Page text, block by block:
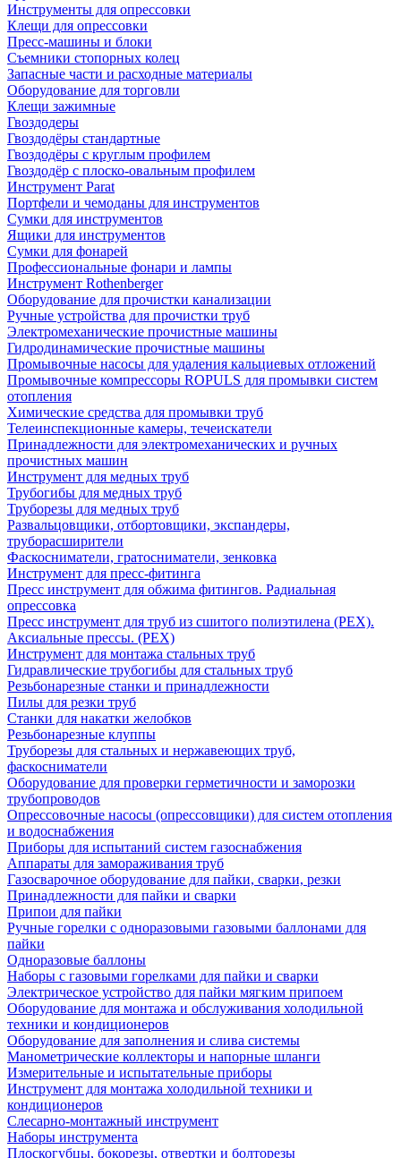
Инструменты для опрессовки
Клещи для опрессовки
Пресс-машины и блоки
Съемники стопорных колец
Запасные части и расходные материалы
Оборудование для торговли
Клещи зажимные
Гвоздодеры
Гвоздодёры стандартные
Гвоздодёры с круглым профилем
Гвоздодёр с плоско-овальным профилем
Инструмент Parat
Портфели и чемоданы для инструментов
Сумки для инструментов
Ящики для инструментов
Сумки для фонарей
Профессиональные фонари и лампы
Инструмент Rothenberger
Оборудование для прочистки канализации
Ручные устройства для прочистки труб
Электромеханические прочистные машины
Гидродинамические прочистные машины
Промывочные насосы для удаления кальциевых отложений
Промывочные компрессоры ROPULS для промывки систем
отопления
Химические средства для промывки труб
Телеинспекционные камеры, течеискатели
Принадлежности для электромеханических и ручных
прочистных машин
Инструмент для медных труб
Трубогибы для медных труб
Труборезы для медных труб
Развальцовщики, отбортовщики, экспандеры,
труборасширители
Фаскосниматели, гратосниматели, зенковка
Инструмент для пресс-фитинга
Пресс инструмент для обжима фитингов. Радиальная
опрессовка
Пресс инструмент для труб из сшитого полиэтилена (PEX).
Аксиальные прессы. (PEX)
Инструмент для монтажа стальных труб
Гидравлические трубогибы для стальных труб
Резьбонарезные станки и принадлежности
Пилы для резки труб
Станки для накатки желобков
Резьбонарезные клуппы
Труборезы для стальных и нержавеющих труб,
фаскосниматели
Оборудование для проверки герметичности и заморозки
трубопроводов
Опрессовочные насосы (опрессовщики) для систем отопления
и водоснабжения
Приборы для испытаний систем газоснабжения
Аппараты для замораживания труб
Газосварочное оборудование для пайки, сварки, резки
Принадлежности для пайки и сварки
Припои для пайки
Ручные горелки с одноразовыми газовыми баллонами для
пайки
Одноразовые баллоны
Наборы с газовыми горелками для пайки и сварки
Электрическое устройство для пайки мягким припоем
Оборудование для монтажа и обслуживания холодильной
техники и кондиционеров
Оборудование для заполнения и слива системы
Манометрические коллекторы и напорные шланги
Измерительные и испытательные приборы
Инструмент для монтажа холодильной техники и
кондиционеров
Слесарно-монтажный инструмент
Наборы инструмента
Плоскогубцы, бокорезы, отвертки и болторезы